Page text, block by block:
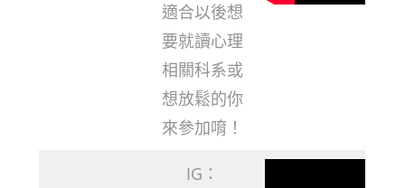
適合以後想
要就讀心理
相關科系或
想放鬆的你
來參加唷！
IG：